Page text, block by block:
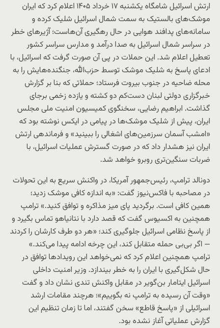
ارتش اسرائیل شامگاه یکشنبه ۱۷ خرداد ۱۴۰۵ اعلام کرد که ایران
موشک‌های بالستیک به سمت شمال اسرائیل شلیک کرده و
سامانه‌های پدافند هوایی در حال رهگیری آن‌هاست؛ آژیرهای خطر
در سراسر شمال اسرائیل به صدا درآمد و مدارس سراسر کشور
تعطیل اعلام شد. این حملات در پی آن صورت گرفت که اسرائیل، با
ادعای پاسخ به شلیک موشک توسط حزب‌الله، جنگنده‌هایش را به
محله ضاحیه در جنوب بیروت فرستاد؛ حملاتی که بنا بر گزارش
خبرگزاری دولتی لبنان دست‌کم دو کشته و یازده زخمی برجای
گذاشت. ابراهیم رضایی، سخنگوی کمیسیون امنیت ملی مجلس
ایران، پیش از شلیک موشک‌ها در پیامی در ایکس نوشته بود که
«امشب آسمان سرزمین‌های اشغالی را ببینید» و فرماندهی ارتش
ایران نیز هشدار داد که در صورت گسترش عملیات اسرائیل، با
ضربات سنگین‌تری روبرو خواهد شد.
دونالد ترامپ، رئیس‌جمهور آمریکا، در واکنش سریع به این تحولات
در مصاحبه با فاکس‌نیوز گفت: «به اندازه کافی موشک زدید؛
همین کافی است. برگردید پای میز مذاکره و توافق کنید.» ترامپ
همچنین به اکسیوس گفت که قصد دارد با نتانیاهو تماس بگیرد و
از پاسخ نظامی اسرائیل جلوگیری کند؛ «هر دو طرف کارشان را کردند
— اگر بی‌بی حمله متقابل کند، این چرخه ادامه پیدا می‌کند.»
ترامپ همچنین اعلام کرد که نمی‌خواهد این رویدادها توافق در
حال شکل‌گیری با ایران را به خطر بیندازد. وزیر امنیت داخلی
اسرائیل ایتامار بن‌گویر در مقابل واکنش تندی نشان داد و گفت
«وقت آن رسیده به ترامپ نه بگوییم»؛ هرچند مقامات ارشد
اسرائیلی از «پاسخ قاطع» سخن گفتند، اما تا زمان تنظیم این
گزارش عملیاتی آغاز نشده بود.